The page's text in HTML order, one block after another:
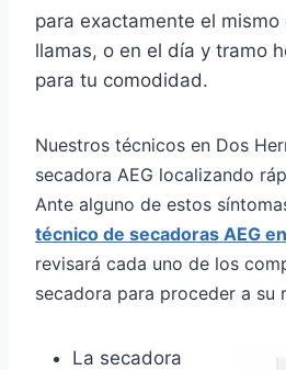
para exactamente el
llamas, o en el día y tramo
para tu comodidad.
Nuestros técnicos en Dos
secadora AEG localizando
Ante alguno de estos
técnico de secadoras AEG
revisará cada uno de los
secadora para proceder a su
La secadora